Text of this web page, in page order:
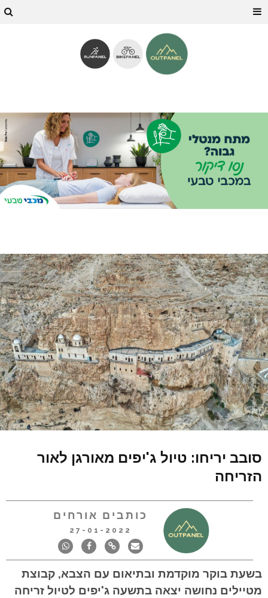
סובב יריחו: טיול ג'יפים מאורגן לאור
הזריחה
כותבים אורחים
27-01-2022
בשעת בוקר מוקדמת ובתיאום עם הצבא, קבוצת
מטיילים נחושה יצאה בתשעה ג'יפים לטיול זריחה